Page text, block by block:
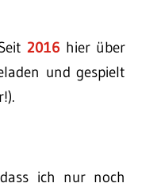
2016 hier über
und gespielt
ich nur noch